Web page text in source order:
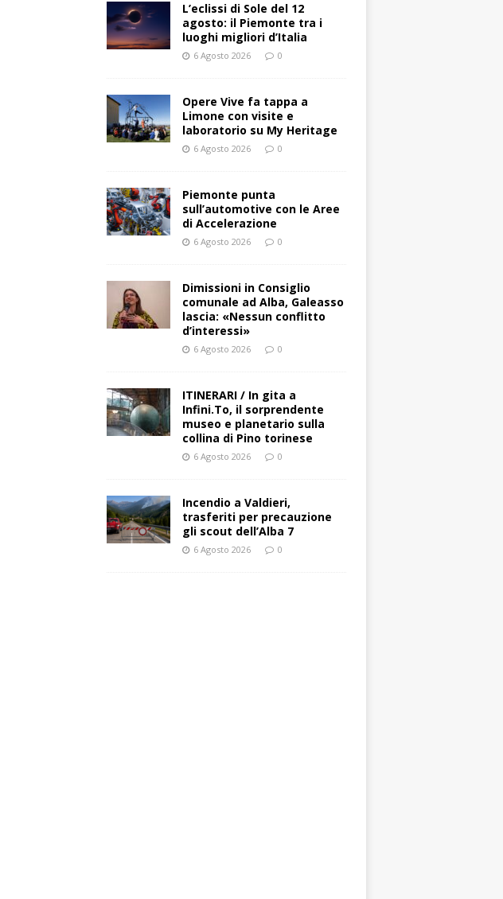
L’eclissi di Sole del 12
agosto: il Piemonte tra i
luoghi migliori d’Italia
6 Agosto 2026 0
Opere Vive fa tappa a
Limone con visite e
laboratorio su My Heritage
6 Agosto 2026 0
Piemonte punta
sull’automotive con le Aree
di Accelerazione
6 Agosto 2026 0
Dimissioni in Consiglio
comunale ad Alba, Galeasso
lascia: «Nessun conflitto
d’interessi»
6 Agosto 2026 0
ITINERARI / In gita a
Infini.To, il sorprendente
museo e planetario sulla
collina di Pino torinese
6 Agosto 2026 0
Incendio a Valdieri,
trasferiti per precauzione
gli scout dell’Alba 7
6 Agosto 2026 0